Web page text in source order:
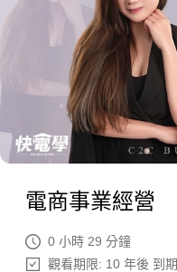
電商事業經營
0 小時 29 分鐘
觀看期限: 10 年後 到期